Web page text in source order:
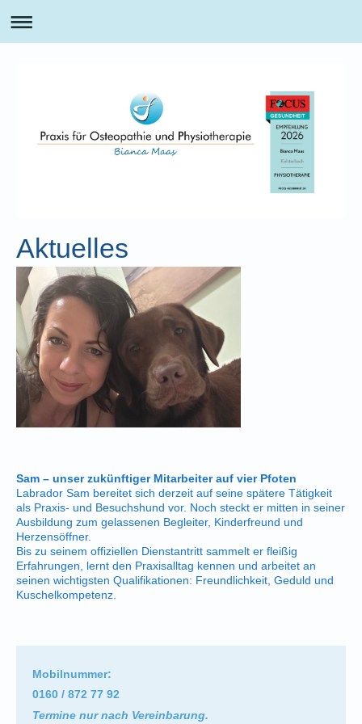
Aktuelles
Sam – unser zukünftiger Mitarbeiter auf vier Pfoten
Labrador Sam bereitet sich derzeit auf seine spätere Tätigkeit
als Praxis- und Besuchshund vor. Noch steckt er mitten in seiner
Ausbildung zum gelassenen Begleiter, Kinderfreund und
Herzensöffner.
Bis zu seinem offiziellen Dienstantritt sammelt er fleißig
Erfahrungen, lernt den Praxisalltag kennen und arbeitet an
seinen wichtigsten Qualifikationen: Freundlichkeit, Geduld und
Kuschelkompetenz.
Mobilnummer:
0160 / 872 77 92
Termine nur nach Vereinbarung.